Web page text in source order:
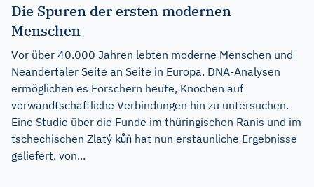
Die Spuren der ersten modernen
Menschen
Vor über 40.000 Jahren lebten moderne Menschen und
Neandertaler Seite an Seite in Europa. DNA-Analysen
ermöglichen es Forschern heute, Knochen auf
verwandtschaftliche Verbindungen hin zu untersuchen.
Eine Studie über die Funde im thüringischen Ranis und im
tschechischen Zlatý kůň hat nun erstaunliche Ergebnisse
geliefert. von...